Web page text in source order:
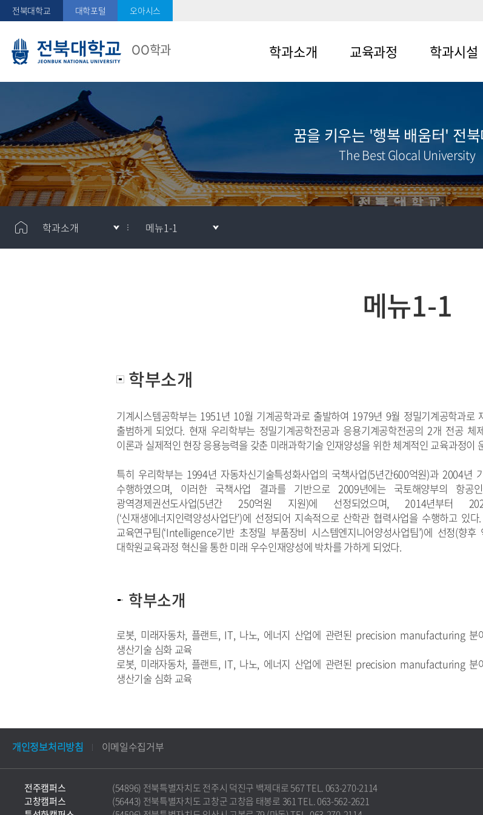
전북대학교 대학포털 오아시스
OO학과 학과소개 교육과정
메뉴2-2
학과시설
메뉴3-2
꿈을 키우는 '행복 배움터' 전
The Best Glocal University
학과소개 메뉴1-1
메뉴1-1
학부소개
기계시스템공학부는 1951년 10월 기계공학과로 출발하여 1979년 9월 정밀기계공학과
출범하게 되었다. 현재 우리학부는 정밀기계공학전공과 응용기계공학전공의 2개 전공
이론과 실제적인 현장 응용능력을 갖춘 미래과학기술 인재양성을 위한 체계적인 교육과정이
특히 우리학부는 1994년 자동차신기술특성화사업의 국책사업(5년간600억원)과 2004년
수행하였으며, 이러한 국책사업 결과를 기반으로 2009년에는 국토해양부의 항공
광역경제권선도사업(5년간 250억원 지원)에 선정되었으며, 2014년부터
(‘신재생에너지인력양성사업단’)에 선정되어 지속적으로 산학관 협력사업을 수행하고
교육연구팀(‘Intelligence기반 초정밀 부품장비 시스템엔지니어양성사업팀’)에 선정(
대학원교육과정 혁신을 통한 미래 우수인재양성에 박차를 가하게 되었다.
학부소개
로봇, 미래자동차, 플랜트, IT, 나노, 에너지 산업에 관련된 precision manufacturing
생산기술 심화 교육
로봇, 미래자동차, 플랜트, IT, 나노, 에너지 산업에 관련된 precision manufacturing
생산기술 심화 교육
개인정보처리방침 이메일수집거부
전주캠퍼스
(54896) 전북특별자치도 전주시 덕진구 백제대로 567 TEL. 063-270-2114
고창캠퍼스
(56443) 전북특별자치도 고창군 고창읍 태봉로 361 TEL. 063-562-2621